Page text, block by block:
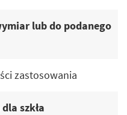
lub do podanego
zastosowania
szkła